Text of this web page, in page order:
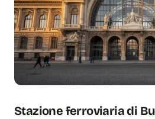
Stazione ferroviaria di